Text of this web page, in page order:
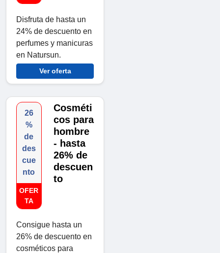
Disfruta de hasta un
24% de descuento en
perfumes y manicuras
en Natursun.
Ver oferta
26
%
de
des
cue
nto
OFER
TA
Cosméti
cos para
hombre
- hasta
26% de
descuen
to
Consigue hasta un
26% de descuento en
cosméticos para